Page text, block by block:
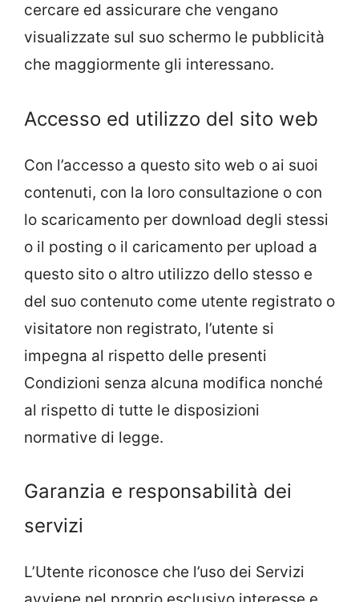
cercare ed assicurare che vengano
visualizzate sul suo schermo le pubblicità
che maggiormente gli interessano.
Accesso ed utilizzo del sito web
Con l’accesso a questo sito web o ai suoi
contenuti, con la loro consultazione o con
lo scaricamento per download degli stessi
o il posting o il caricamento per upload a
questo sito o altro utilizzo dello stesso e
del suo contenuto come utente registrato o
visitatore non registrato, l’utente si
impegna al rispetto delle presenti
Condizioni senza alcuna modifica nonché
al rispetto di tutte le disposizioni
normative di legge.
Garanzia e responsabilità dei
servizi
L’Utente riconosce che l’uso dei Servizi